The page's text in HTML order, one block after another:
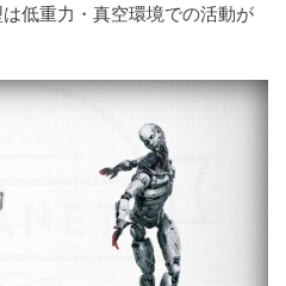
低重力・真空環境での活動が